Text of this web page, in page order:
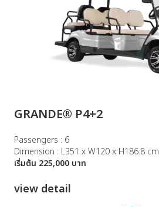
GRANDE® P4+2
Passengers : 6
Dimension : L351 x W120 x H186.8 cm
เริ่มต้น 225,000 บาท
view detail